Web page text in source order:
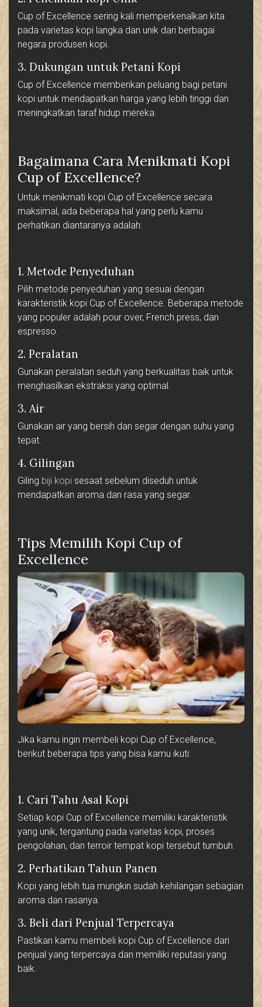
Cup of Excellence sering kali memperkenalkan kita
pada varietas kopi langka dan unik dari berbagai
negara produsen kopi.
3. Dukungan untuk Petani Kopi
Cup of Excellence memberikan peluang bagi petani
kopi untuk mendapatkan harga yang lebih tinggi dan
meningkatkan taraf hidup mereka.
Bagaimana Cara Menikmati Kopi
Cup of Excellence?
Untuk menikmati kopi Cup of Excellence secara
maksimal, ada beberapa hal yang perlu kamu
perhatikan diantaranya adalah:
1. Metode Penyeduhan
Pilih metode penyeduhan yang sesuai dengan
karakteristik kopi Cup of Excellence. Beberapa metode
yang populer adalah pour over, French press, dan
espresso.
2. Peralatan
Gunakan peralatan seduh yang berkualitas baik untuk
menghasilkan ekstraksi yang optimal.
3. Air
Gunakan air yang bersih dan segar dengan suhu yang
tepat.
4. Gilingan
Giling biji kopi sesaat sebelum diseduh untuk
mendapatkan aroma dan rasa yang segar.
Tips Memilih Kopi Cup of
Excellence
Jika kamu ingin membeli kopi Cup of Excellence,
berikut beberapa tips yang bisa kamu ikuti:
1. Cari Tahu Asal Kopi
Setiap kopi Cup of Excellence memiliki karakteristik
yang unik, tergantung pada varietas kopi, proses
pengolahan, dan terroir tempat kopi tersebut tumbuh.
2. Perhatikan Tahun Panen
Kopi yang lebih tua mungkin sudah kehilangan sebagian
aroma dan rasanya.
3. Beli dari Penjual Terpercaya
Pastikan kamu membeli kopi Cup of Excellence dari
penjual yang terpercaya dan memiliki reputasi yang
baik.